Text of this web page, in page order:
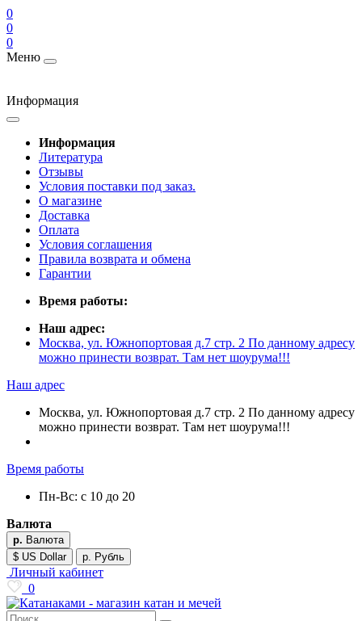
0
0
0
Меню
Информация
Информация
Литература
Отзывы
Условия поставки под заказ.
О магазине
Доставка
Оплата
Условия соглашения
Правила возврата и обмена
Гарантии
Время работы:
Наш адрес:
Москва, ул. Южнопортовая д.7 стр. 2 По данному адресу
можно принести возврат. Там нет шоурума!!!
Наш адрес
Москва, ул. Южнопортовая д.7 стр. 2 По данному адресу
можно принести возврат. Там нет шоурума!!!
Время работы
Пн-Вс: с 10 до 20
Валюта
р. Валюта
$ US Dollar
р. Рубль
Личный кабинет
0